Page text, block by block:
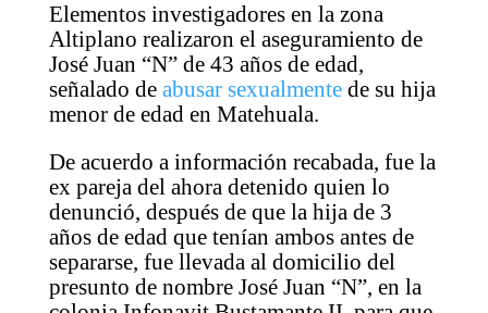
Elementos investigadores en la zona
Altiplano realizaron el aseguramiento de
José Juan “N” de 43 años de edad,
señalado deabusar sexualmentede su hija
menor de edad en Matehuala.
De acuerdo a información recabada, fue la
ex pareja del ahora detenido quien lo
denunció, después de que la hija de 3
años de edad que tenían ambos antes de
separarse, fue llevada al domicilio del
presunto de nombre José Juan “N”, en la